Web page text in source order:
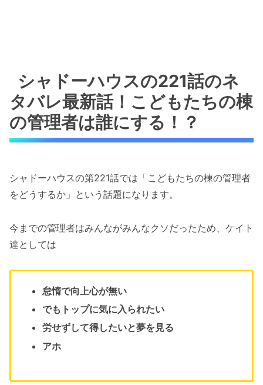
シャドーハウスの221話のネ
タバレ最新話！こどもたちの棟
の管理者は誰にする！？
シャドーハウスの第221話では「こどもたちの棟の管理者
をどうするか」という話題になります。
今までの管理者はみんながみんなクソだったため、ケイト
達としては
怠惰で向上心が無い
でもトップに気に入られたい
労せずして得したいと夢を見る
アホ